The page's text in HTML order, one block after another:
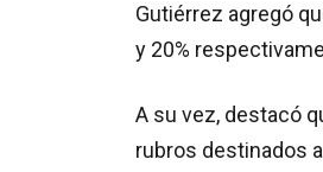
Gutiérrez agregó
y 20%
A su vez, destacó
rubros destinados